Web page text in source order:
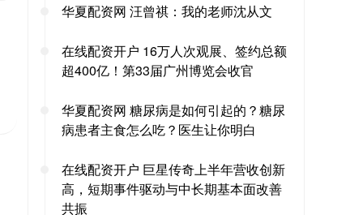
华夏配资网 汪曾祺：我的老师沈从文
在线配资开户 16万人次观展、签约总额
超400亿！第33届广州博览会收官
华夏配资网 糖尿病是如何引起的？糖尿
病患者主食怎么吃？医生让你明白
在线配资开户 巨星传奇上半年营收创新
高，短期事件驱动与中长期基本面改善
共振